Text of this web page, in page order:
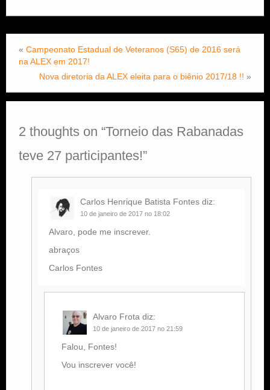
« Campeonato Estadual de Veteranos (S65) de 2016 será
na ALEX em 2017!
Nova diretoria da ALEX eleita para o biênio 2017/18 !! »
2 thoughts on “Torneio das Rabanadas
teve 27 participantes!”
Carlos Henrique Batista Fontes diz:
10 de janeiro de 2017 no 18:02
Alvaro, pode me inscrever.
abraços
Carlos Fontes
Alvaro Frota diz:
10 de janeiro de 2017 no 21:59
Falou, Fontes!
Vou inscrever você!